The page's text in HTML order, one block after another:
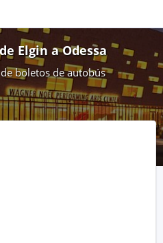
Elgin a Odessa
boletos de autobús